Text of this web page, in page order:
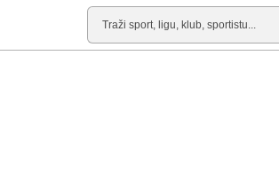
Pretraga